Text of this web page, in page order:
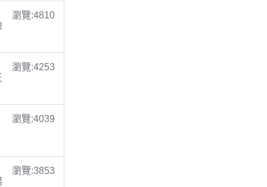
瀏覽:4810
瀏覽:4253
瀏覽:4039
瀏覽:3853